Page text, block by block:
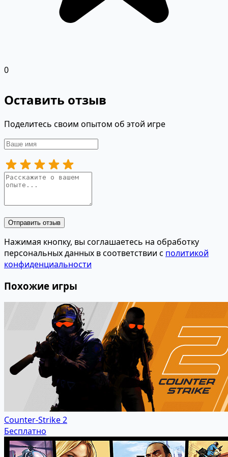
0
Оставить отзыв
Поделитесь своим опытом об этой игре
Отправить отзыв
Нажимая кнопку, вы соглашаетесь на обработку
персональных данных в соответствии с политикой
конфиденциальности
Похожие игры
Counter-Strike 2
Бесплатно